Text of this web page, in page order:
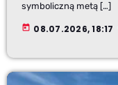
symboliczną metą […]
today 08.07.2026, 18:17